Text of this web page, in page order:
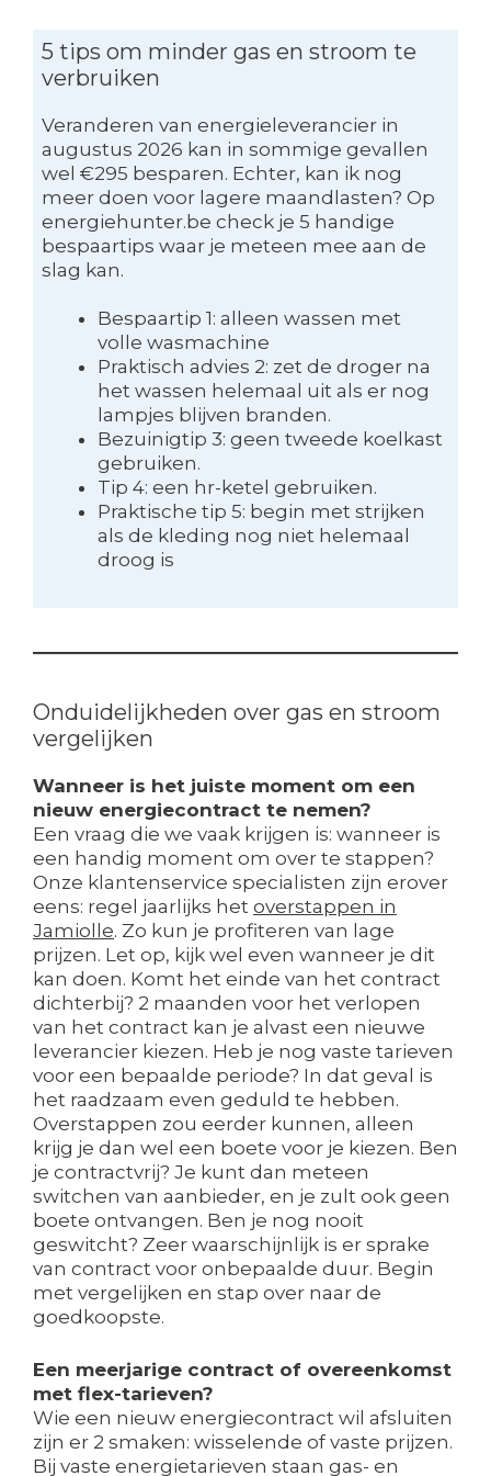
5 tips om minder gas en stroom te
verbruiken
Veranderen van energieleverancier in
augustus 2026 kan in sommige gevallen
wel €295 besparen. Echter, kan ik nog
meer doen voor lagere maandlasten? Op
energiehunter.be check je 5 handige
bespaartips waar je meteen mee aan de
slag kan.
Bespaartip 1: alleen wassen met
volle wasmachine
Praktisch advies 2: zet de droger na
het wassen helemaal uit als er nog
lampjes blijven branden.
Bezuinigtip 3: geen tweede koelkast
gebruiken.
Tip 4: een hr-ketel gebruiken.
Praktische tip 5: begin met strijken
als de kleding nog niet helemaal
droog is
Onduidelijkheden over gas en stroom
vergelijken
Wanneer is het juiste moment om een
nieuw energiecontract te nemen?
Een vraag die we vaak krijgen is: wanneer is
een handig moment om over te stappen?
Onze klantenservice specialisten zijn erover
eens: regel jaarlijks het overstappen in
Jamiolle. Zo kun je profiteren van lage
prijzen. Let op, kijk wel even wanneer je dit
kan doen. Komt het einde van het contract
dichterbij? 2 maanden voor het verlopen
van het contract kan je alvast een nieuwe
leverancier kiezen. Heb je nog vaste tarieven
voor een bepaalde periode? In dat geval is
het raadzaam even geduld te hebben.
Overstappen zou eerder kunnen, alleen
krijg je dan wel een boete voor je kiezen. Ben
je contractvrij? Je kunt dan meteen
switchen van aanbieder, en je zult ook geen
boete ontvangen. Ben je nog nooit
geswitcht? Zeer waarschijnlijk is er sprake
van contract voor onbepaalde duur. Begin
met vergelijken en stap over naar de
goedkoopste.
Een meerjarige contract of overeenkomst
met flex-tarieven?
Wie een nieuw energiecontract wil afsluiten
zijn er 2 smaken: wisselende of vaste prijzen.
Bij vaste energietarieven staan gas- en